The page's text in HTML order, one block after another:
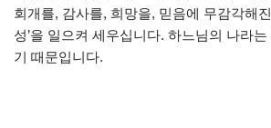
회개를, 감사를, 희망을, 믿음에 무감각해
성’을 일으켜 세우십니다. 하느님의 나라
기 때문입니다.